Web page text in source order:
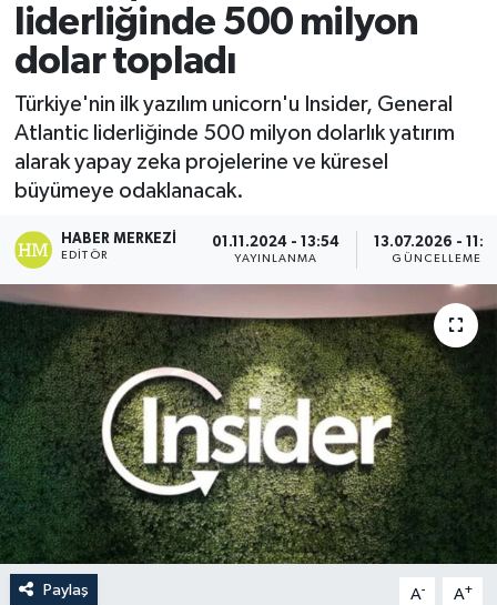
liderliğinde 500 milyon
dolar topladı
Türkiye'nin ilk yazılım unicorn'u Insider, General
Atlantic liderliğinde 500 milyon dolarlık yatırım
alarak yapay zeka projelerine ve küresel
büyümeye odaklanacak.
HABER MERKEZI
EDITÖR
01.11.2024 - 13:54
YAYINLANMA
13.07.2026 -
GÜNCELLEME
Paylaş A- A+